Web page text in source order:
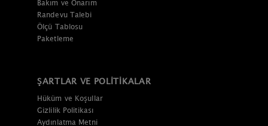
Bakım ve Onarım
Randevu Talebi
Ölçü Tablosu
Paketleme
ŞARTLAR VE POLITIKALAR
Hüküm ve Koşullar
Gizlilik Politikası
Aydınlatma Metni